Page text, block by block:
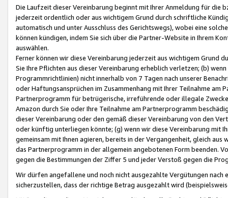
Die Laufzeit dieser Vereinbarung beginnt mit Ihrer Anmeldung für die
jederzeit ordentlich oder aus wichtigem Grund durch schriftliche
automatisch und unter Ausschluss des Gerichtswegs), wobei eine
können kündigen, indem Sie sich über die Partner-Website in Ihrem
auswählen.
Ferner können wir diese Vereinbarung jederzeit aus wichtigem Grund
Sie Ihre Pflichten aus dieser Vereinbarung erheblich verletzen; (b)
Programmrichtlinien) nicht innerhalb von 7 Tagen nach unserer
oder Haftungsansprüchen im Zusammenhang mit Ihrer Teilnahme am
Partnerprogramm für betrügerische, irreführende oder illegale
Amazon durch Sie oder Ihre Teilnahme am Partnerprogramm
dieser Vereinbarung oder den gemäß dieser Vereinbarung von den
oder künftig unterliegen könnte; (g) wenn wir diese Vereinbarung mit
gemeinsam mit Ihnen agieren, bereits in der Vergangenheit, gleich
das Partnerprogramm in der allgemein angebotenen Form beenden.
gegen die Bestimmungen der Ziffer 5 und jeder Verstoß gegen die
Wir dürfen angefallene und noch nicht ausgezahlte Vergütungen
sicherzustellen, dass der richtige Betrag ausgezahlt wird